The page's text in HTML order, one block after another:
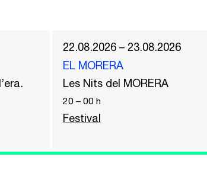
22.08.2026 – 23.08.2026
EL MORERA
Les Nits del MORERA
20– 00h
Festival